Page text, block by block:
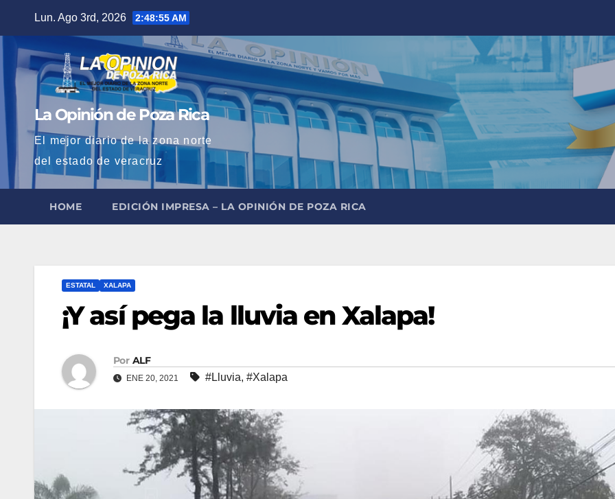
contenido
Lun. Ago 3rd, 2026 2:48:56 AM
La Opinión de Poza Rica
El mejor diario de la zona norte
del estado de veracruz
HOME EDICIÓN IMPRESA – LA OPINIÓN DE POZA RICA
ESTATAL XALAPA
¡Y así pega la lluvia en Xalapa!
Por ALF
ENE 20, 2021 #Lluvia, #Xalapa